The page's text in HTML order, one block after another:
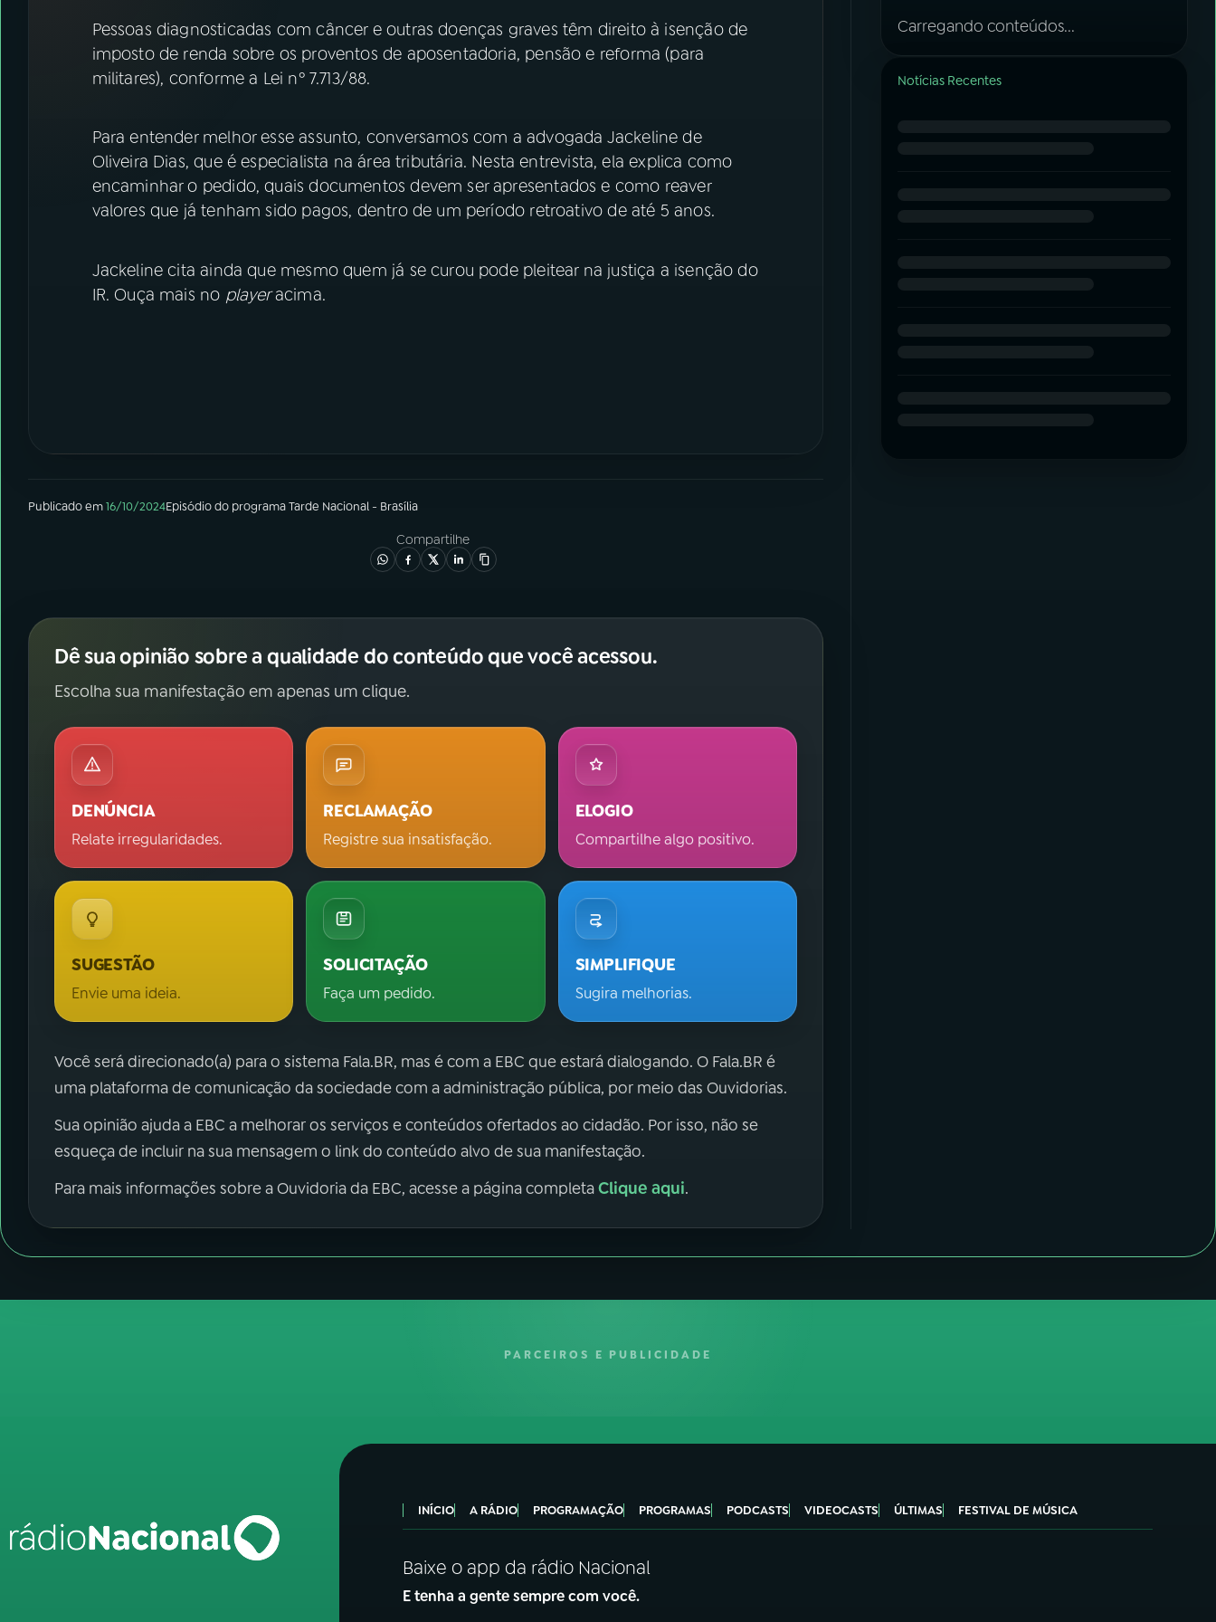
FESTIVAL DE MÚSICA
YouTube Facebook
Instagram X
Pessoas diagnosticadas com câncer e outras doenças graves têm direito à isenção de
imposto de renda sobre os proventos de aposentadoria, pensão e reforma (para
militares), conforme a Lei nº 7.713/88.
Para entender melhor esse assunto, conversamos com a advogada Jackeline de
Oliveira Dias, que é especialista na área tributária. Nesta entrevista, ela explica como
encaminhar o pedido, quais documentos devem ser apresentados e como reaver
valores que já tenham sido pagos, dentro de um período retroativo de até 5 anos.
Jackeline cita ainda que mesmo quem já se curou pode pleitear na justiça a isenção do
IR. Ouça mais no playeracima.
Publicado em16/10/2024Episódiodo programaTarde Nacional - Brasília
Compartilhe
Dê sua opinião sobre a qualidade do conteúdo que você acessou.
Escolha sua manifestação em apenas um clique.
DENÚNCIA
Relate irregularidades.
RECLAMAÇÃO
Registre sua insatisfação.
ELOGIO
Compartilhe algo positivo.
SUGESTÃO
Envie uma ideia.
SOLICITAÇÃO
Faça um pedido.
SIMPLIFIQUE
Sugira melhorias.
Você será direcionado(a) para o sistema Fala.BR, mas é com a EBC que estará dialogando. O Fala.BR é
uma plataforma de comunicação da sociedade com a administração pública, por meio das Ouvidorias.
Sua opinião ajuda a EBC a melhorar os serviços e conteúdos ofertados ao cidadão. Por isso, não se
esqueça de incluir na sua mensagem o link do conteúdo alvo de sua manifestação.
Para mais informações sobre a Ouvidoria da EBC, acesse a página completaClique aqui.
Carregando conteúdos...
Notícias Recentes
PARCEIROS E PUBLICIDADE
INÍCIO A RÁDIO PROGRAMAÇÃO PROGRAMAS PODCASTS VIDEOCASTS ÚLTIMAS FESTIVAL DE MÚSICA
Baixe o app da rádio Nacional
E tenha a gente sempre com você.